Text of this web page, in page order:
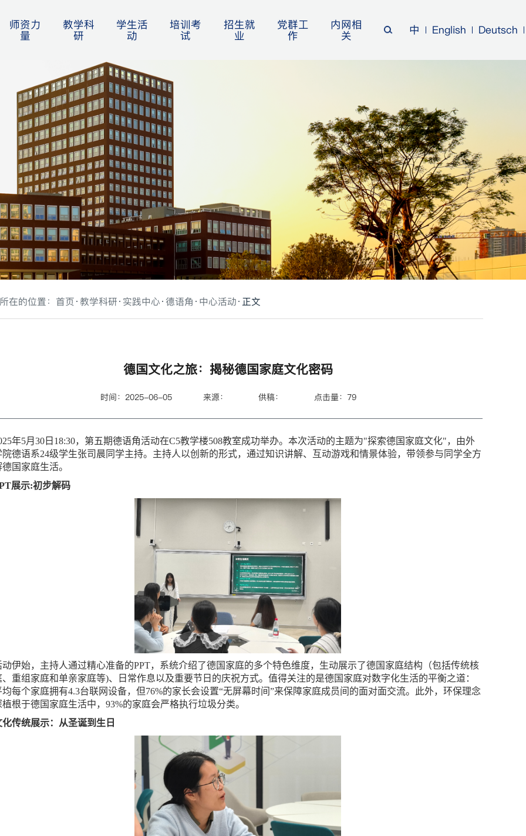
师资力
量
教学科
研
学生活
动
培训考
试
招生就
业
党群工
作
内网相
关 中 English Deutsch
在的位置： 首页 教学科研 实践中心 德语角 中心活动 正文
德国文化之旅：揭秘德国家庭文化密码
时间：2025-06-05 来源： 供稿： 点击量： 79
年5月30日18:30，第五期德语角活动在C5教学楼508教室成功举办。本次活动的主题为"探索德国家庭文化"，由外
院德语系24级学生张司晨同学主持。主持人以创新的形式，通过知识讲解、互动游戏和情景体验，带领参与同学全方
国家庭生活。
展示:初步解码
动伊始，主持人通过精心准备的PPT，系统介绍了德国家庭的多个特色维度，生动展示了德国家庭结构（包括传统核
、重组家庭和单亲家庭等)、日常作息以及重要节日的庆祝方式。值得关注的是德国家庭对数字化生活的平衡之道：
均每个家庭拥有4.3台联网设备，但76%的家长会设置“无屏幕时间”来保障家庭成员间的面对面交流。此外，环保理念
根于德国家庭生活中，93%的家庭会严格执行垃圾分类。
化传统展示：从圣诞到生日